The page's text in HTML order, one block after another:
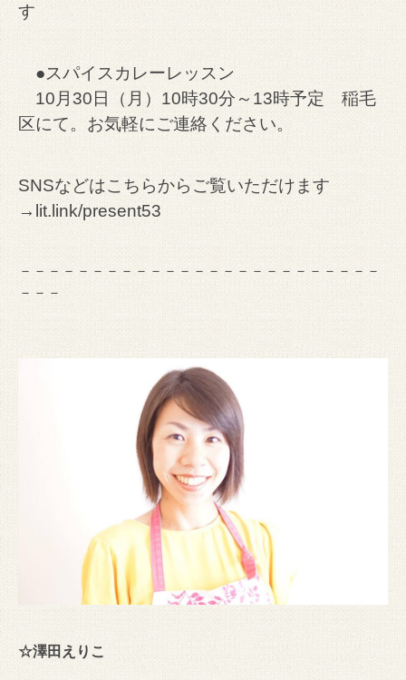
す
●スパイスカレーレッスン
10月30日（月）10時30分～13時予定 稲毛
区にて。お気軽にご連絡ください。
SNSなどはこちらからご覧いただけます
→ lit.link/present53
－－－－－－－－－－－－－－－－－－－－－－－－－
－－－
☆澤田えりこ